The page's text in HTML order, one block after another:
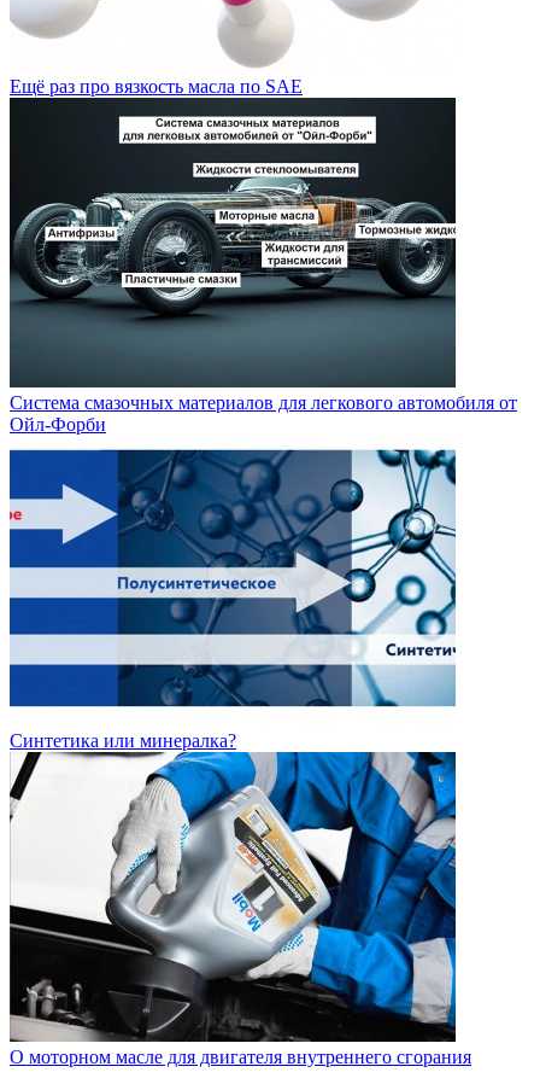
Ещё раз про вязкость масла по SAE
Система смазочных материалов для легкового автомобиля от
Ойл-Форби
Синтетика или минералка?
О моторном масле для двигателя внутреннего сгорания